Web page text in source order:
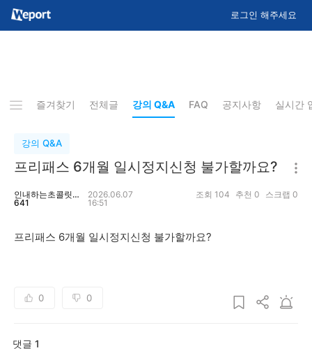
로그인 해주세요
즐겨찾기 전체글 강의 Q&A FAQ 공지사항 실시간
강의 Q&A
프리패스 6개월 일시정지신청 불가할까요?
인내하는초콜릿4
641
2026.06.07
16:51
조회 104 추천 0 스크랩 0
프리패스 6개월 일시정지신청 불가할까요?
0 0
댓글 1